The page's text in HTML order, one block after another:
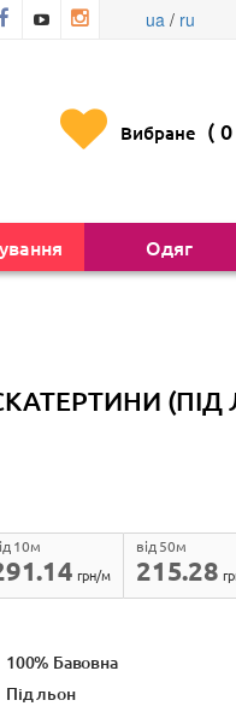
ua/ ru
Вибране ( 0
Одяг
(ПІД
10м
грн/м
215.28
від 50м
100% Бавовна
Під льон